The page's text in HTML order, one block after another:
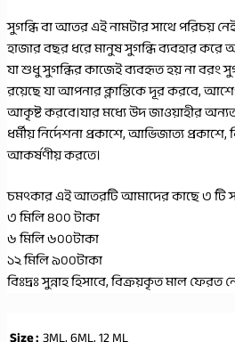
সুগন্ধি বা আতর এই নামটার সাথে পরিচয়
হাজার বছর ধরে মানুষ সুগন্ধি ব্যবহার
যা শুধু সুগন্ধির কাজেই ব্যবহৃত হয় না বরং
রয়েছে যা আপনার ক্লান্তিকে দূর করবে,
আকৃষ্ট করবে।যার মধ্যে উদ জাওয়াহীর
ধর্মীয় নির্দেশনা প্রকাশে, আভিজাত্য
আকর্ষণীয় করতে।
চমৎকার এই আতরটি আমাদের কাছে ৩ টি
৩ মিলি ৪০০ টাকা
৬ মিলি ৬০০টাকা
১২ মিলি ৯০০টাকা
বিঃদ্রঃ সুন্নাহ হিসাবে, বিক্রয়কৃত মাল ফেরত